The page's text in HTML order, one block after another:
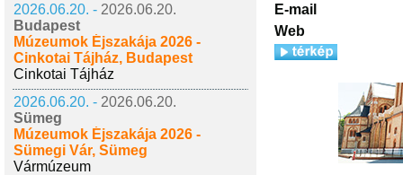
2026.06.20. - 2026.06.20.
Budapest
Múzeumok Éjszakája 2026 -
Cinkotai Tájház, Budapest
Cinkotai Tájház
2026.06.20. - 2026.06.20.
Sümeg
Múzeumok Éjszakája 2026 -
Sümegi Vár, Sümeg
Vármúzeum
E-mail
Web